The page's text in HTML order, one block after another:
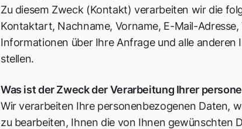
Zu diesem Zweck (Kontakt) verarbeiten wir die
Kontaktart, Nachname, Vorname, E-Mail-
Informationen über Ihre Anfrage und alle
stellen.
Was ist der Zweck der Verarbeitung Ihrer
Wir verarbeiten Ihre personenbezogenen Daten,
zu bearbeiten, Ihnen die von Ihnen gewünschten